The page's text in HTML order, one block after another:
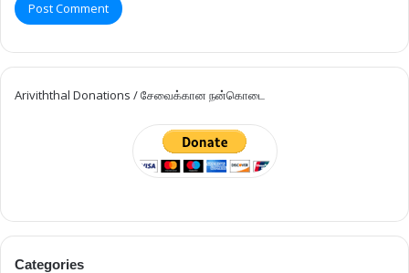
Ariviththal Donations / சேவைக்கான நன்கொடை
Categories